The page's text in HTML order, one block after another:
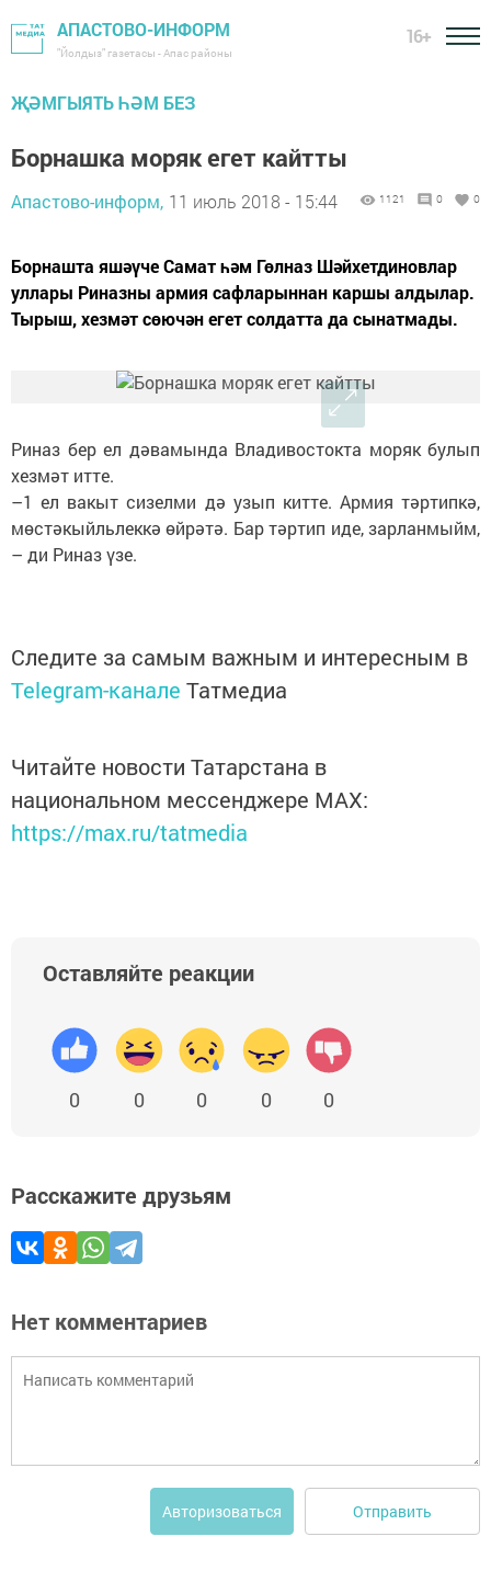
АПАСТОВО-ИНФОРМ
"Йолдыз" газетасы - Апас районы
16+
ҖӘМГЫЯТЬ ҺӘМ БЕЗ
Борнашка моряк егет кайтты
Апастово-информ, 11 июль 2018 - 15:44 1121 0 0
Борнашта яшәүче Самат һәм Гөлназ Шәйхетдиновлар
уллары Риназны армия сафларыннан каршы алдылар.
Тырыш, хезмәт сөючән егет солдатта да сынатмады.
Риназ бер ел дәвамында Владивостокта моряк булып
хезмәт итте.
–1 ел вакыт сизелми дә узып китте. Армия тәртипкә,
мөстәкыйльлеккә өйрәтә. Бар тәртип иде, зарланмыйм,
– ди Риназ үзе.
Следите за самым важным и интересным в
Telegram-канале Татмедиа
Читайте новости Татарстана в
национальном мессенджере MАХ:
https://max.ru/tatmedia
Оставляйте реакции
0 0 0 0 0
Расскажите друзьям
Нет комментариев
Авторизоваться Отправить